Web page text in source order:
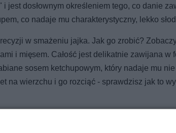
jest dosłownym określeniem tego, co danie
co nadaje mu charakterystyczny, lekko
w smażeniu jajka. Jak go zrobić?
i mięsem. Całość jest delikatnie zawijana w
sosem ketchupowym, który nadaje mu
na wierzchu i go rozciąć - sprawdzisz jak to